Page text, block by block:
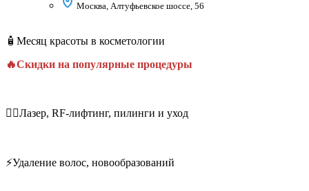
Москва, Алтуфьевское шоссе, 56
🧴Месяц красоты в косметологии
🔥Скидки на популярные процедуры
💆‍♀️Лазер, RF-лифтинг, пилинги и уход
⚡Удаление волос, новообразований